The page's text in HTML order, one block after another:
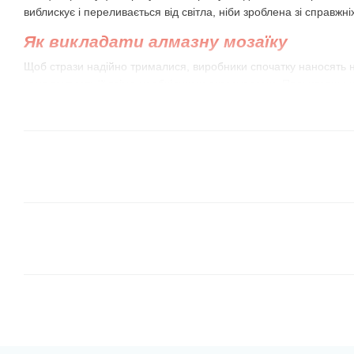
виблискує і переливається від світла, ніби зроблена зі
Як викладати алмазну мозаїку
Щоб стрази надійно трималися, виробники спочатку наносять